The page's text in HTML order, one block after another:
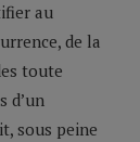
au
de la
toute
d’un
sous peine